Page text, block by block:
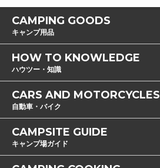
CAMPING GOODS
キャンプ用品
HOW TO KNOWLEDGE
ハウツー・知識
CARS AND MOTORCYCLES
自動車・バイク
CAMPSITE GUIDE
キャンプ場ガイド